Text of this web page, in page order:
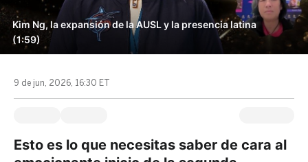
Kim Ng, la expansión de la AUSL y la presencia latina
(1:59)
9 de jun, 2026, 16:30 ET
Esto es lo que necesitas saber de cara al